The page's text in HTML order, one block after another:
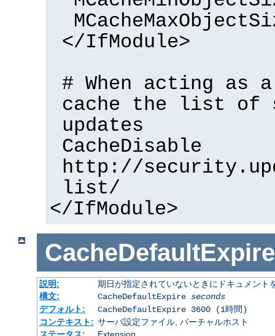
</IfModule>
# When acting as
cache the list of
updates
CacheDisable
http://
list/
</IfModule>
CacheDefaultExpire
説明:
期日が指定されていないときにドキュメント
構文:
CacheDefaultExpire seconds
デフォルト:
CacheDefaultExpire 3600 (1時間)
コンテキスト: サーバ設定ファイル, バーチャルホスト